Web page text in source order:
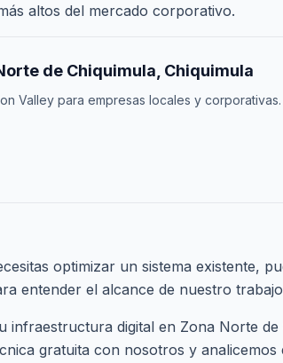
altos del mercado corporativo.
de Chiquimula, Chiquimula
Valley para empresas locales y
optimizar un sistema existente,
entender el alcance de nuestro
infraestructura digital en Zona Norte de
gratuita con nosotros y analicemos